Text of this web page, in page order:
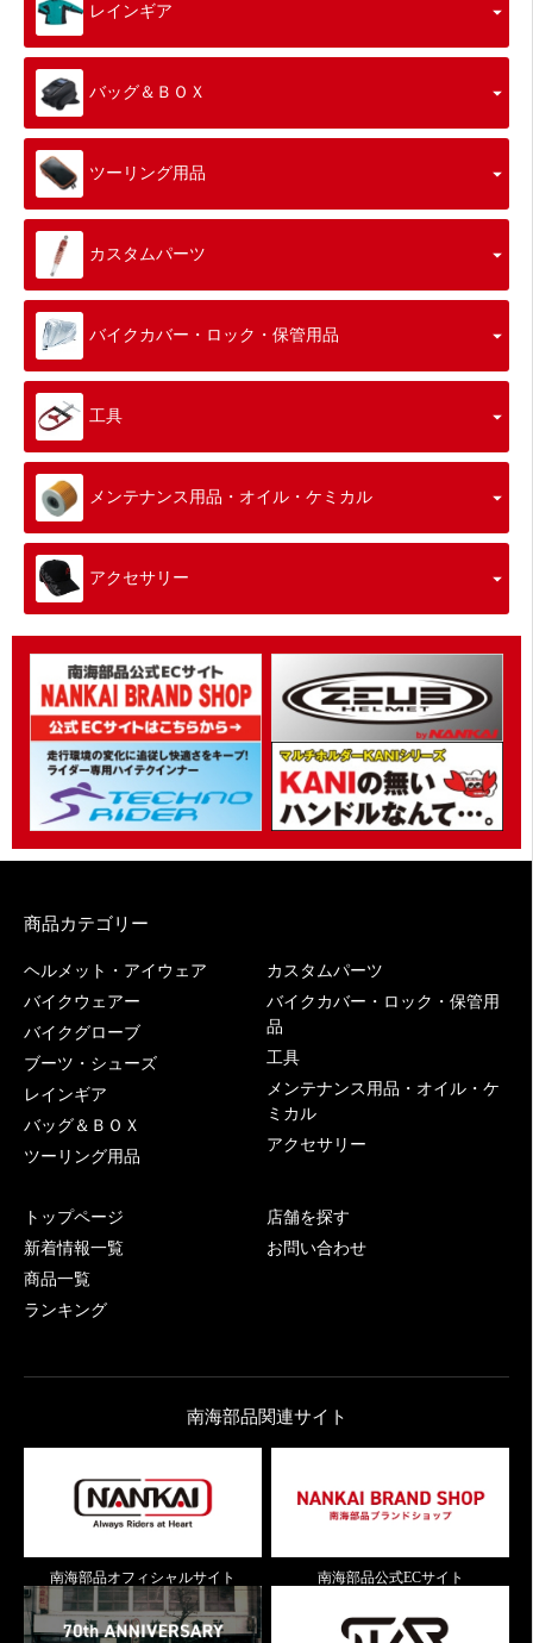
レインギア
バッグ＆ＢＯＸ
ツーリング用品
カスタムパーツ
バイクカバー・ロック・保管用品
工具
メンテナンス用品・オイル・ケミカル
アクセサリー
商品カテゴリー
ヘルメット・アイウェア
バイクウェアー
バイクグローブ
ブーツ・シューズ
レインギア
バッグ＆ＢＯＸ
ツーリング用品
カスタムパーツ
バイクカバー・ロック・保管用
品
工具
メンテナンス用品・オイル・ケ
ミカル
アクセサリー
トップページ
新着情報一覧
商品一覧
ランキング
店舗を探す
お問い合わせ
南海部品関連サイト
南海部品オフィシャルサイト 南海部品公式ECサイト